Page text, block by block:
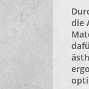
die